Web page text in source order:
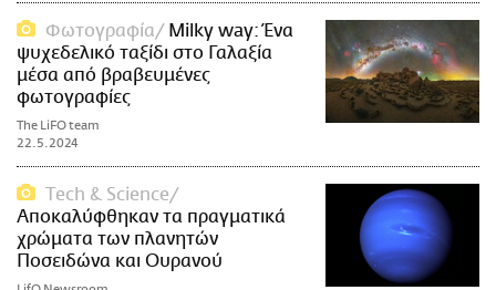
Φωτογραφία
Milky way: Ένα
ψυχεδελικό ταξίδι στο Γαλαξία
μέσα από βραβευμένες
φωτογραφίες
The LiFO team
22.5.2024
Τech & Science
Αποκαλύφθηκαν τα πραγματικά
χρώματα των πλανητών
Ποσειδώνα και Ουρανού